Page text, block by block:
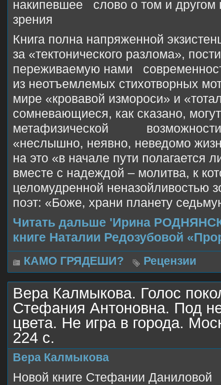
накипевшее слово о том и другом
зрения
Книга полна напряженной
за «тектонического разлома»,
переживаемую нами
из неотъемлемых стихотворных
мире «кровавой измороси» и
сомневающиеся, как сказано,
метафизической возможности
«неслышно, неявно, неведомо
на это «в начале пути
вместе с надеждой – молитва, к
целомудренной неназойливостью
поэт: «Боже, храни планету
Читать дальше 'Ирина
книге Наталии Редозубовой
КАМО ГРЯДЕШИ? Рецензии
Вера Калмыкова. Голос
Стефания Антоновна. Под
цвета. Не игра в города.
224 с.
Вера Калмыкова
Новой книге Стефании Даниловой